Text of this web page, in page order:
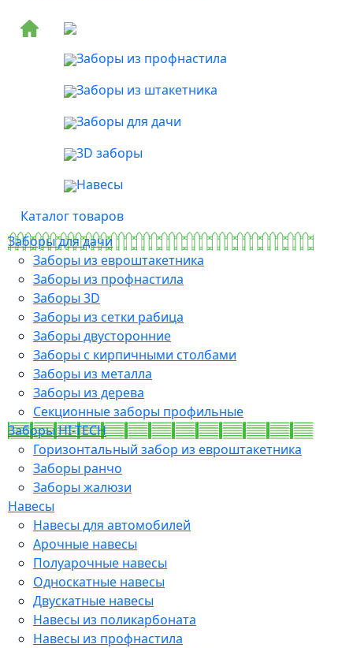
Заборы из профнастила
Заборы из штакетника
Заборы для дачи
3D заборы
Навесы
Каталог товаров
Заборы для дачи
Заборы из евроштакетника
Заборы из профнастила
Заборы 3D
Заборы из сетки рабица
Заборы двусторонние
Заборы с кирпичными столбами
Заборы из металла
Заборы из дерева
Секционные заборы профильные
Заборы HI-TECH
Горизонтальный забор из евроштакетника
Заборы ранчо
Заборы жалюзи
Навесы
Навесы для автомобилей
Арочные навесы
Полуарочные навесы
Односкатные навесы
Двускатные навесы
Навесы из поликарбоната
Навесы из профнастила